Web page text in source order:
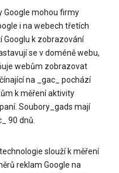
Google mohou firmy
i na webech třetích
Googlu k zobrazování
se v doméně webu,
webům zobrazovat
na _gac_ pochází
k měření aktivity
Soubory_gads mají
90 dnů.
slouží k měření
reklam Google na